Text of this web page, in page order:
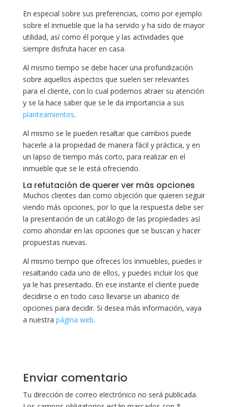
En especial sobre sus preferencias, como por ejemplo
sobre el inmueble que la ha servido y ha sido de mayor
utilidad, así como él porque y las actividades que
siempre disfruta hacer en casa.
Al mismo tiempo se debe hacer una profundización
sobre aquellos aspectos que suelen ser relevantes
para el cliente, con lo cual podemos atraer su atención
y se la hace saber que se le da importancia a sus
planteamientos.
Al mismo se le pueden resaltar que cambios puede
hacerle a la propiedad de manera fácil y práctica, y en
un lapso de tiempo más corto, para realizar en el
inmueble que se le está ofreciendo.
La refutación de querer ver más opciones
Muchos clientes dan como objeción que quieren seguir
viendo más opciones, por lo que la respuesta debe ser
la presentación de un catálogo de las propiedades así
como ahondar en las opciones que se buscan y hacer
propuestas nuevas.
Al mismo tiempo que ofreces los inmuebles, puedes ir
resaltando cada uno de ellos, y puedes incluir los que
ya le has presentado. En ese instante el cliente puede
decidirse o en todo caso llevarse un abanico de
opciones para decidir. Si desea más información, vaya
a nuestra página web.
Enviar comentario
Tu dirección de correo electrónico no será publicada.